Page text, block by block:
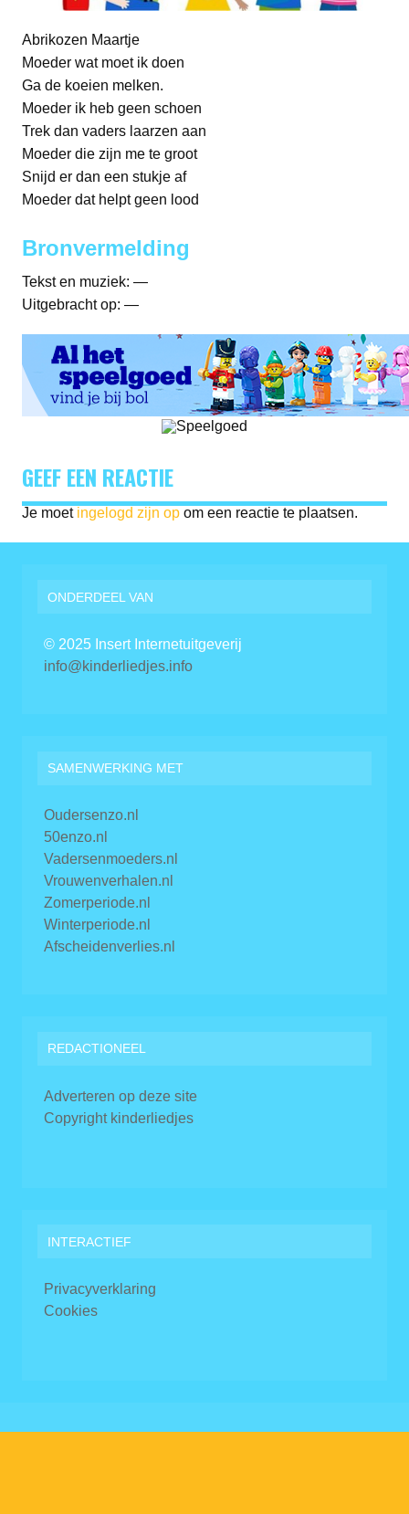
Abrikozen Maartje
Moeder wat moet ik doen
Ga de koeien melken.
Moeder ik heb geen schoen
Trek dan vaders laarzen aan
Moeder die zijn me te groot
Snijd er dan een stukje af
Moeder dat helpt geen lood
Bronvermelding
Tekst en muziek: —
Uitgebracht op: —
GEEF EEN REACTIE
Je moet ingelogd zijn op om een reactie te plaatsen.
ONDERDEEL VAN
© 2025 Insert Internetuitgeverij
info@kinderliedjes.info
SAMENWERKING MET
Oudersenzo.nl
50enzo.nl
Vadersenmoeders.nl
Vrouwenverhalen.nl
Zomerperiode.nl
Winterperiode.nl
Afscheidenverlies.nl
REDACTIONEEL
Adverteren op deze site
Copyright kinderliedjes
INTERACTIEF
Privacyverklaring
Cookies